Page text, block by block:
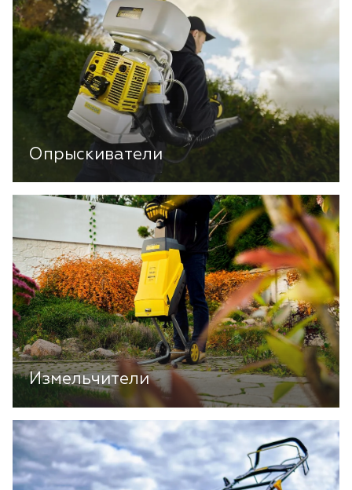
Опрыскиватели
Измельчители